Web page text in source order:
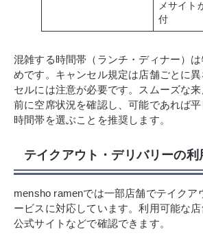
メサイト
付
混雑する時間帯（ランチ・ディナー）
めです。キャンセル規定は店舗ごとに
セルには注意が必要です。スムーズな
前に空席状況を確認し、可能であれば
時間帯を選ぶことを推奨します。
テイクアウト・デリバリーの利
mensho ramenでは一部店舗でテイクア
ービスに対応しています。利用可能な
公式サイトなどで確認できます。